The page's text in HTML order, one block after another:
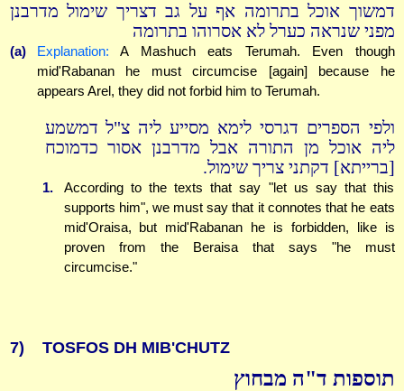
דמשוך אוכל בתרומה אף על גב דצריך שימול מדרבנן
מפני שנראה כערל לא אסרוהו בתרומה
(a) Explanation: A Mashuch eats Terumah. Even though
mid'Rabanan he must circumcise [again] because he
appears Arel, they did not forbid him to Terumah.
ולפי הספרים דגרסי לימא מסייע ליה צ"ל דמשמע
ליה אוכל מן התורה אבל מדרבנן אסור כדמוכח
[ברייתא] דקתני צריך שימול.
1.
According to the texts that say "let us say that this
supports him", we must say that it connotes that he eats
mid'Oraisa, but mid'Rabanan he is forbidden, like is
proven from the Beraisa that says "he must
circumcise."
7) TOSFOS DH MIB'CHUTZ
תוספות ד"ה מבחוץ